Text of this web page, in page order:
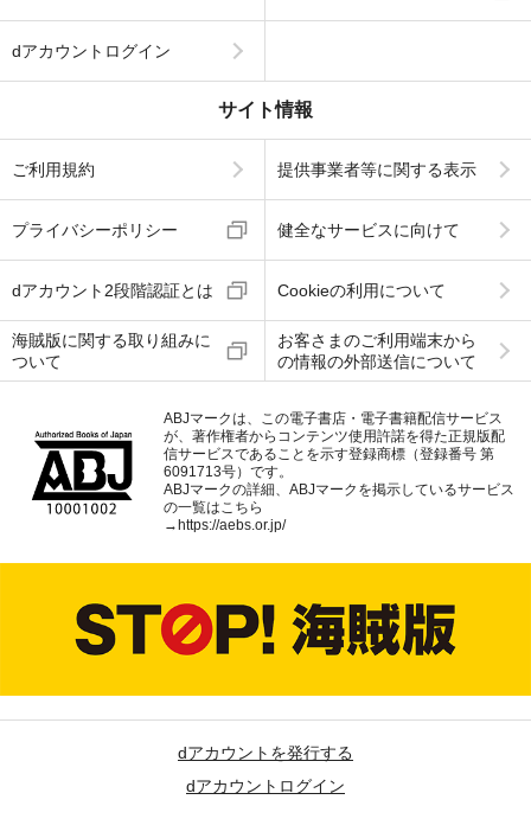
dアカウントログイン
サイト情報
ご利用規約 提供事業者等に関する表示
プライバシーポリシー 健全なサービスに向けて
dアカウント2段階認証とは Cookieの利用について
海賊版に関する取り組みに
ついて
お客さまのご利用端末から
の情報の外部送信について
ABJマークは、この電子書店・電子書籍配信サービス
が、著作権者からコンテンツ使用許諾を得た正規版配
信サービスであることを示す登録商標（登録番号 第
6091713号）です。
ABJマークの詳細、ABJマークを掲示しているサービス
の一覧はこちら
→ https://aebs.or.jp/
dアカウントを発行する
dアカウントログイン